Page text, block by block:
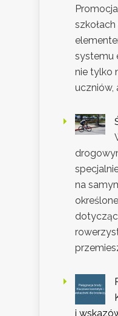
systemu
nie tylko
uczniów,
na
i